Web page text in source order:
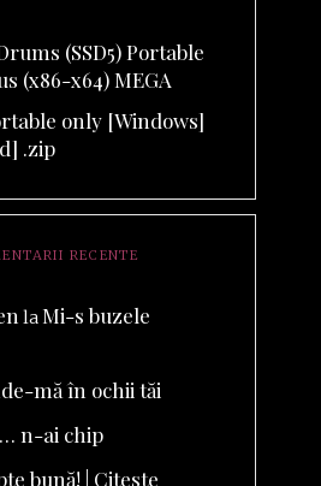
(SSD5) Portable
(x86-x64) MEGA
only [Windows]
.zip
RECENTE
laMi-s buzele
mă în ochii tăi
n-ai chip
bună! | Citeste